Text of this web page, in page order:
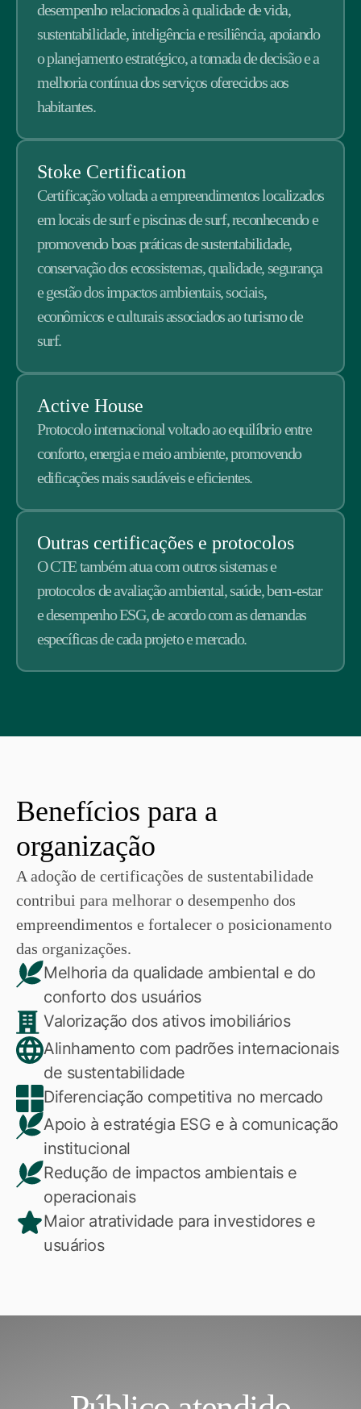
desempenho relacionados à qualidade de vida,
sustentabilidade, inteligência e resiliência, apoiando
o planejamento estratégico, a tomada de decisão e a
melhoria contínua dos serviços oferecidos aos
habitantes.
Stoke Certification
Certificação voltada a empreendimentos localizados
em locais de surf e piscinas de surf, reconhecendo e
promovendo boas práticas de sustentabilidade,
conservação dos ecossistemas, qualidade, segurança
e gestão dos impactos ambientais, sociais,
econômicos e culturais associados ao turismo de
surf.
Active House
Protocolo internacional voltado ao equilíbrio entre
conforto, energia e meio ambiente, promovendo
edificações mais saudáveis e eficientes.
Outras certificações e protocolos
O CTE também atua com outros sistemas e
protocolos de avaliação ambiental, saúde, bem-estar
e desempenho ESG, de acordo com as demandas
específicas de cada projeto e mercado.
Benefícios para a
organização
A adoção de certificações de sustentabilidade
contribui para melhorar o desempenho dos
empreendimentos e fortalecer o posicionamento
das organizações.
Melhoria da qualidade ambiental e do
conforto dos usuários
Valorização dos ativos imobiliários
Alinhamento com padrões internacionais
de sustentabilidade
Diferenciação competitiva no mercado
Apoio à estratégia ESG e à comunicação
institucional
Redução de impactos ambientais e
operacionais
Maior atratividade para investidores e
usuários